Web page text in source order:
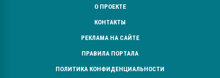
О ПРОЕКТЕ
КОНТАКТЫ
РЕКЛАМА НА САЙТЕ
ПРАВИЛА ПОРТАЛА
ПОЛИТИКА КОНФИДЕНЦИАЛЬНОСТИ